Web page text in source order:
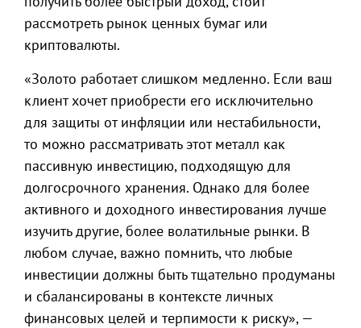
рассмотреть рынок ценных бумаг или
криптовалюты.
«Золото работает слишком медленно. Если ваш
клиент хочет приобрести его исключительно
для защиты от инфляции или нестабильности,
то можно рассматривать этот металл как
пассивную инвестицию, подходящую для
долгосрочного хранения. Однако для более
активного и доходного инвестирования лучше
изучить другие, более волатильные рынки. В
любом случае, важно помнить, что любые
инвестиции должны быть тщательно продуманы
и сбалансированы в контексте личных
финансовых целей и терпимости к риску», —